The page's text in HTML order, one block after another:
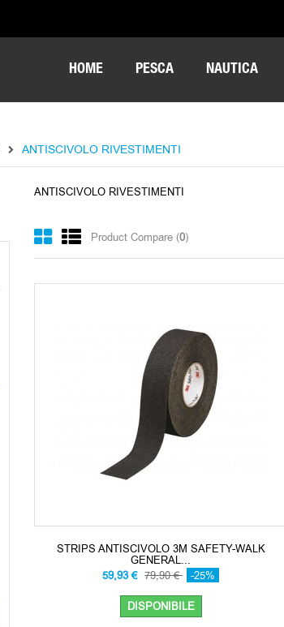
HOME PESCA NAUTICA
ANTISCIVOLO RIVESTIMENTI
ANTISCIVOLO RIVESTIMENTI
Product Compare (0)
STRIPS ANTISCIVOLO 3M SAFETY-WALK
GENERAL...
59,93 € 79,90 € -25%
DISPONIBILE